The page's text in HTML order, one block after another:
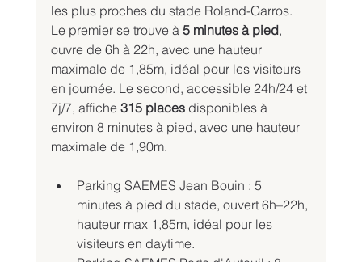
les plus proches du stade Roland-Garros.
Le premier se trouve à 5 minutes à pied,
ouvre de 6h à 22h, avec une hauteur
maximale de 1,85m, idéal pour les visiteurs
en journée. Le second, accessible 24h/24 et
7j/7, affiche 315 places disponibles à
environ 8 minutes à pied, avec une hauteur
maximale de 1,90m.
Parking SAEMES Jean Bouin : 5
minutes à pied du stade, ouvert 6h–22h,
hauteur max 1,85m, idéal pour les
visiteurs en daytime.